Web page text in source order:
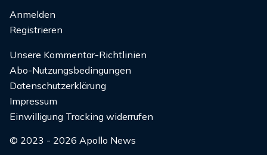
Anmelden
Registrieren
Unsere Kommentar-Richtlinien
Abo-Nutzungsbedingungen
Datenschutzerklärung
Impressum
Einwilligung Tracking widerrufen
© 2023 - 2026 Apollo News